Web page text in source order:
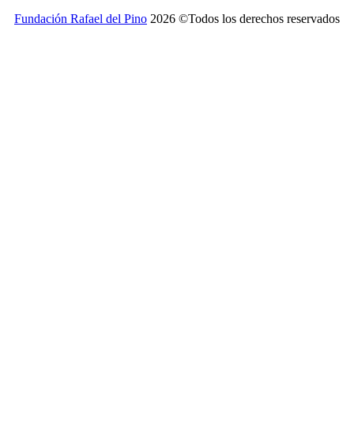
Fundación Rafael del Pino 2026 ©Todos los derechos reservados